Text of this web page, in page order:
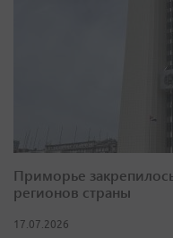
Приморье
регионов страны
17.07.2026